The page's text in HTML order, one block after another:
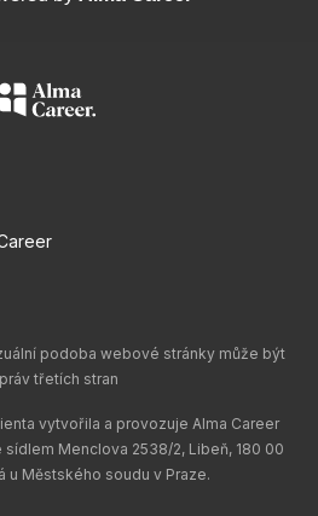
podoba webové stránky může být
třetích stran
vytvořila a provozuje Alma Career
sídlem Menclova 2538/2, Libeň, 180 00
u Městského soudu v Praze.